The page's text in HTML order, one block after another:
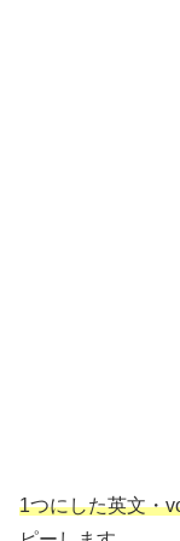
1つにした英文・